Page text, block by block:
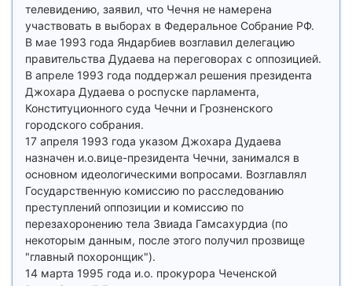
телевидению, заявил, что Чечня не намерена
участвовать в выборах в Федеральное Собрание РФ.
В мае 1993 года Яндарбиев возглавил делегацию
правительства Дудаева на переговорах с оппозицией.
В апреле 1993 года поддержал решения президента
Джохара Дудаева о роспуске парламента,
Конституционного суда Чечни и Грозненского
городского собрания.
17 апреля 1993 года указом Джохара Дудаева
назначен и.о.вице-президента Чечни, занимался в
основном идеологическими вопросами. Возглавлял
Государственную комиссию по расследованию
преступлений оппозиции и комиссию по
перезахоронению тела Звиада Гамсахурдиа (по
некоторым данным, после этого получил прозвище
"главный похоронщик").
14 марта 1995 года и.о. прокурора Чеченской